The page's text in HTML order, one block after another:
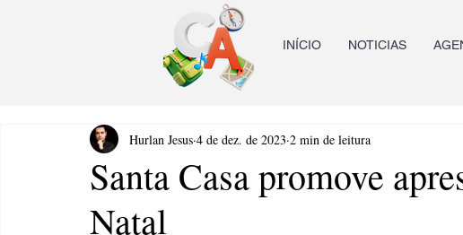
INÍCIO NOTICIAS
Santa Casa promove
Natal
Hurlan Jesus 4 de dez. de 2023 2 min de leitura